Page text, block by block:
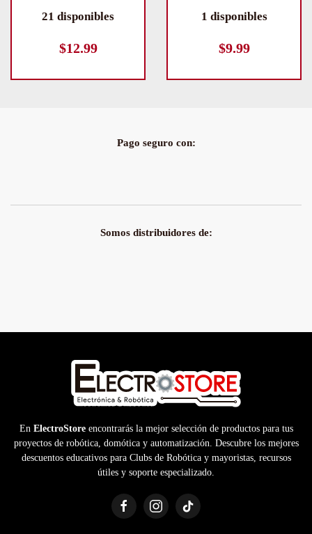
21 disponibles
$12.99
1 disponibles
$9.99
Pago seguro con:
Somos distribuidores de:
En ElectroStoreencontrarás la mejor selección de productos para tus
proyectos de robótica, domótica y automatización. Descubre los mejores
descuentos educativos para Clubs de Robótica y mayoristas, recursos
útiles y soporte especializado.